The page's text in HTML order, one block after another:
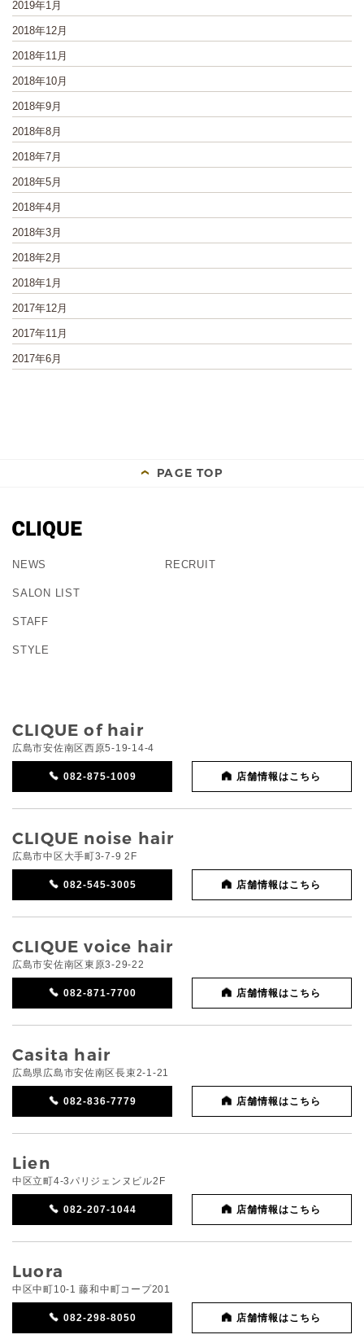
2019年1月
2018年12月
2018年11月
2018年10月
2018年9月
2018年8月
2018年7月
2018年5月
2018年4月
2018年3月
2018年2月
2018年1月
2017年12月
2017年11月
2017年6月
PAGE TOP
NEWS
SALON LIST
STAFF
STYLE
RECRUIT
CLIQUE of hair
広島市安佐南区西原5-19-14-4
082-875-1009 店舗情報はこちら
CLIQUE noise hair
広島市中区大手町3-7-9 2F
082-545-3005 店舗情報はこちら
CLIQUE voice hair
広島市安佐南区東原3-29-22
082-871-7700 店舗情報はこちら
Casita hair
広島県広島市安佐南区長束2-1-21
082-836-7779 店舗情報はこちら
Lien
中区立町4-3パリジェンヌビル2F
082-207-1044 店舗情報はこちら
Luora
中区中町10-1 藤和中町コープ201
082-298-8050 店舗情報はこちら